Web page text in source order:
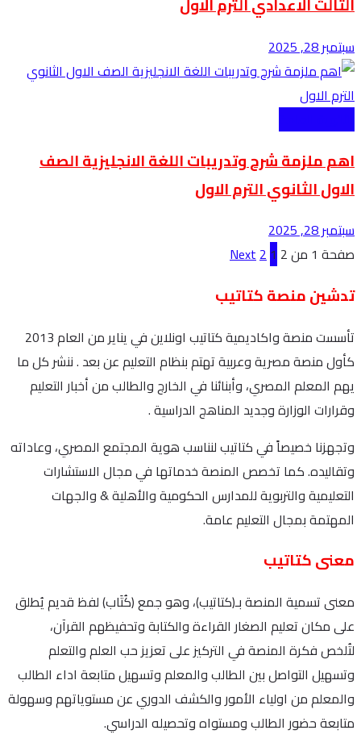
سبتمبر 28, 2025
اهم ملزمة شرح وتدريبات اللغة الانجليزية الصف
الاول الثانوي الترم الاول
سبتمبر 28, 2025
صفحة 1 من 2
1
2
Next
تدشين منصة كتاتيب
تأسست منصة واكاديمية كتاتيب اونلاين في يناير من العام 2013
كأول منصة مصرية وعربية تهتم بنظام التعليم عن بعد . ننشر كل ما
يهم المعلم المصري، وأبنائنا في الخارج والطالب من أخبار التعليم
وقرارات الوزارة وجديد المناهج الدراسية .
وتجهزنا خصيصاً في كتاتيب لنناسب هوية المجتمع المصري، وعاداته
وتقاليده. كما تخصص المنصة خدماتها في مجال الاستشارات
التعليمية والتربوية للمدارس الحكومية والأهلية & والجهات
المهتمة بمجال التعليم عامة.
معنى كتاتيب
معنى تسمية المنصة بـ(كتاتيب)، وهو جمع (كُتَاب) لفظ قديم يُطلق
على مكان تعليم الصغار القراءة والكتابة وتحفيظهم القرآن،
لتُلخص فكرة المنصة في التركيز على تعزيز حب العلم والتعلم
وتسهيل التواصل بين الطالب والمعلم وتسهيل متابعة اداء الطالب
والمعلم من اولياء الأمور والكشف الدوري عن مستوياتهم وسهولة
متابعة حضور الطالب ومستواه وتحصيله الدراسي.